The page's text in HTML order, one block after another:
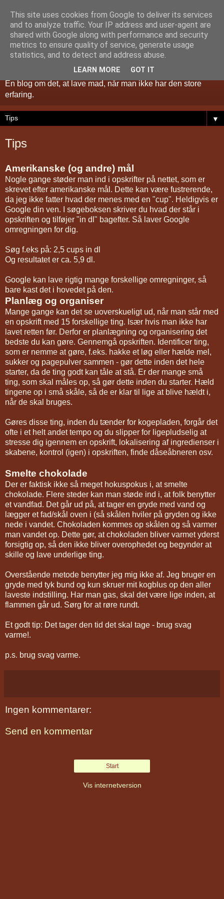
BegynderKokken
En blog om det, at lave mad, når man ikke har den store
erfaring.
▼
Tips
Amerikanske (og andre) mål
Nogle gange støder man ind i opskrifter på nettet, som er
skrevet efter amerikanske mål. Dette kan være fustrerende,
da jeg ikke fatter hvad der menes med en "cup". Heldigvis er
Google din ven. I søgeboksen skriver du hvad der står i
opskriften og tilføjer "in dl" bagefter. Så laver Google
omregningen for dig.
Søg f.eks på: 2,5 cups in dl
Og resultatet er ca. 5,9 dl.
Google kan lave rigtig mange forskellige omregninger, så
bare kast det i hovedet på den.
Planlæg og organiser
Mange gange kan det se uoverskueligt ud, når man står med
en opskrift med 15 forskellige ting. Især hvis man ikke har
lavet retten før. Derfor er planlægning og organisering det
bedste du kan gøre. Gennemgå opskriften. Identificer ting,
som er nemme at gøre, f.eks. hakke et løg eller hælde mel,
sukker og pagepulver sammen - gør dette inden det hele
starter, da de ting godt kan tåle at stå. Er der mange små
ting, som skal måles op, så gør dette inden du starter. Hæld
tingene op i små skåle, så de er klar til lige at blive hældt i,
når de skal bruges.
Gøres disse ting, inden du tænder for kogepladen, forgår det
ofte i et helt andet tempo og du slipper for ligepludselig at
stresse dig igennem en opskrift, lokalisering af ingredienser i
skabene, kontrol (igen) i opskriften, finde dåseåbneren osv.
Smelte chokolade
Der er faktisk ikke så meget hokuspokus i, at smelte
chokolade. Flere steder kan man støde ind i, at folk benytter
et vandfad. Det går ud på, at tager en gryde med vand og
lægger et fad/skål oven i (så skålen hviler på gryden og ikke
nede i vandet. Chokoladen kommes op skålen og så varmer
man vandet op. Dette gør, at chokoladen bliver varmet yderst
forsigtig op, så den ikke bliver overophedet og begynder at
skille og lave underlige ting.
Overstående metode benytter jeg mig ikke af. Jeg bruger en
gryde med tyk bund og kun skruer mit kogblus op den aller
laveste indstilling. Har man gas, skal det være lige inden, at
flammen går ud. Sørg for at røre rundt.
Et godt tip: Det tager den tid det skal tage - brug svag
varme!.
p.s. brug svag varme.
Ingen kommentarer:
Send en kommentar
Start
Vis internetversion
This site uses cookies from Google to deliver its services
and to analyze traffic. Your IP address and user-agent are
shared with Google along with performance and security
metrics to ensure quality of service, generate usage
statistics, and to detect and address abuse.
LEARN MORE GOT IT